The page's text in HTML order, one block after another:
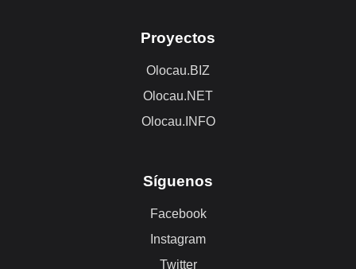
Proyectos
Olocau.BIZ
Olocau.NET
Olocau.INFO
Síguenos
Facebook
Instagram
Twitter